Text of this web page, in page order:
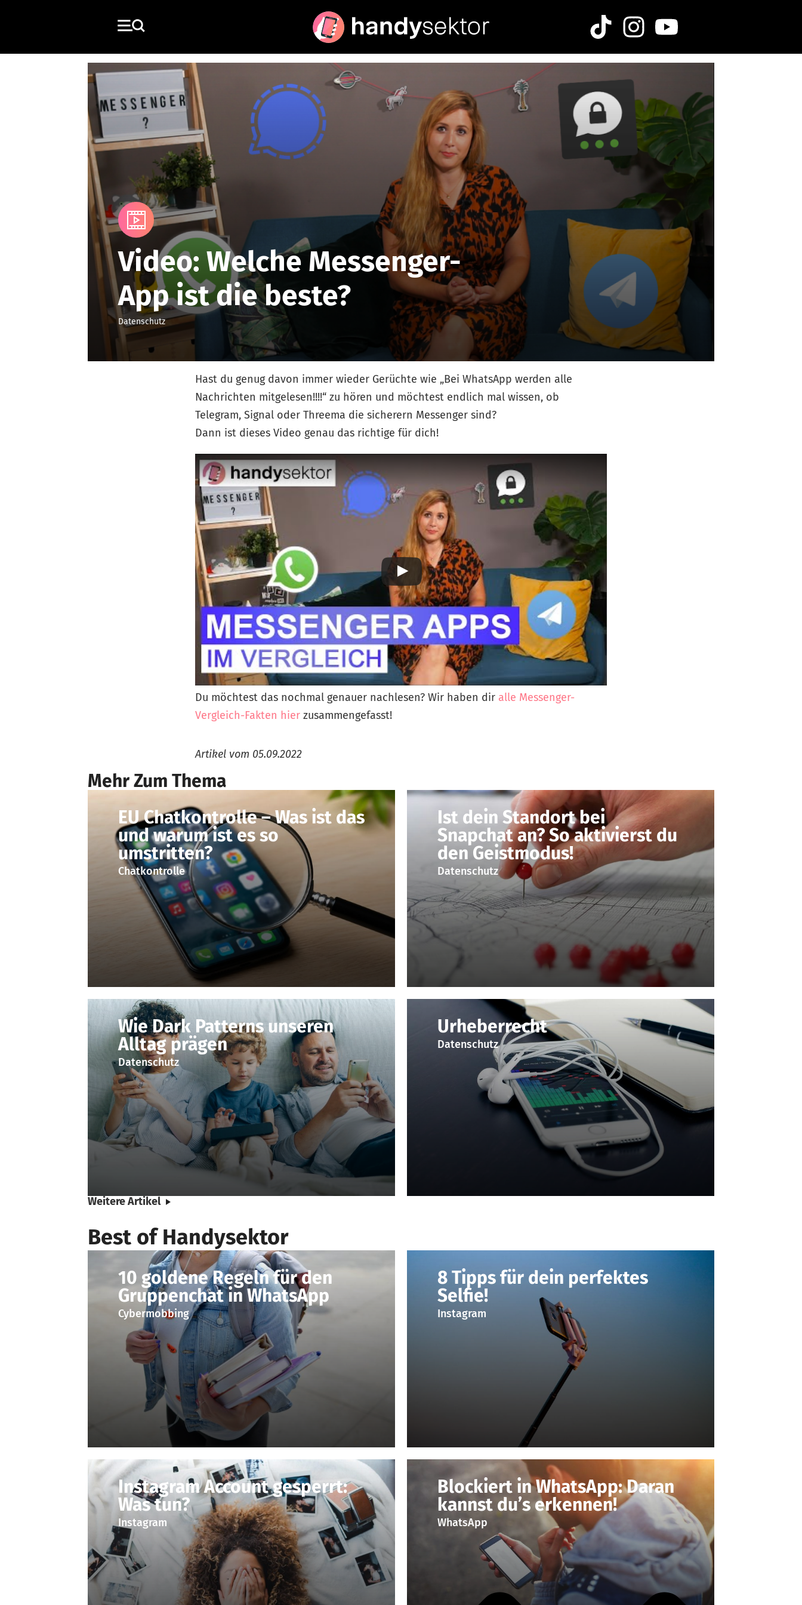
Media
Video: Welche Messenger-
App ist die beste?
Datenschutz
Hast du genug davon immer wieder Gerüchte wie „Bei WhatsApp werden alle
Nachrichten mitgelesen!!!!“ zu hören und möchtest endlich mal wissen, ob
Telegram, Signal oder Threema die sicherern Messenger sind?
Dann ist dieses Video genau das richtige für dich!
Du möchtest das nochmal genauer nachlesen? Wir haben dir alle Messenger-
Vergleich-Fakten hier zusammengefasst!
Artikel vom 05.09.2022
Mehr Zum Thema
EU Chatkontrolle – Was ist das
und warum ist es so
umstritten?
Chatkontrolle
Ist dein Standort bei
Snapchat an? So aktivierst du
den Geistmodus!
Datenschutz
Wie Dark Patterns unseren
Alltag prägen
Datenschutz
Urheberrecht
Datenschutz
Weitere Artikel
Best of Handysektor
10 goldene Regeln für den
Gruppenchat in WhatsApp
Cybermobbing
8 Tipps für dein perfektes
Selfie!
Instagram
Instagram Account gesperrt:
Was tun?
Instagram
Blockiert in WhatsApp: Daran
kannst du’s erkennen!
WhatsApp